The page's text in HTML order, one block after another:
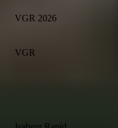
VGR 2026
VGR